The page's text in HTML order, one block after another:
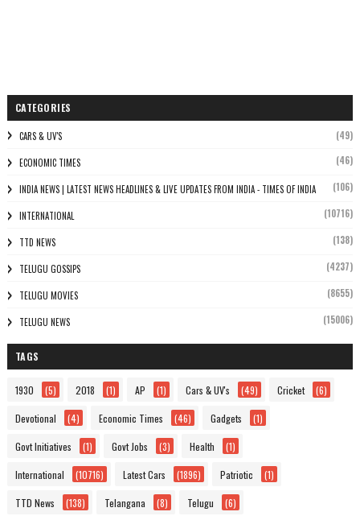
CATEGORIES
CARS & UV'S (49)
ECONOMIC TIMES (46)
INDIA NEWS | LATEST NEWS HEADLINES & LIVE UPDATES FROM INDIA - TIMES OF INDIA (106)
INTERNATIONAL (10716)
TTD NEWS (138)
TELUGU GOSSIPS (4237)
TELUGU MOVIES (8655)
TELUGU NEWS (15006)
TAGS
1930 (5) 2018 (1) AP (1) Cars & UV's (49) Cricket (6)
Devotional (4) Economic Times (46) Gadgets (1)
Govt Initiatives (1) Govt Jobs (3) Health (1)
International (10716) Latest Cars (1896) Patriotic (1)
TTD News (138) Telangana (8) Telugu (6)